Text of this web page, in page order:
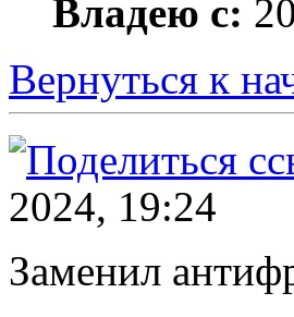
Владею с:
Вернуться к
2024, 19:24
Заменил